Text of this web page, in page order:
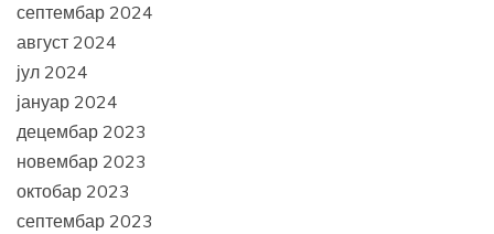
септембар 2024
август 2024
јул 2024
јануар 2024
децембар 2023
новембар 2023
октобар 2023
септембар 2023